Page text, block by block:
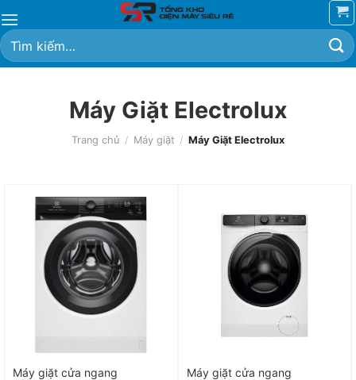
đến
nội
dung
Tìm
kiếm:
Máy Giặt Electrolux
Trang chủ / Máy giặt / Máy Giặt Electrolux
Máy giặt cửa ngang
Máy giặt cửa ngang